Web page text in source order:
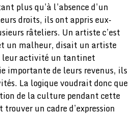
plus qu’à l’absence d’un
droits, ils ont appris eux-
râteliers. Un artiste c’est
un malheur, disait un artiste
leur activité un tantinet
importante de leurs revenus, ils
La logique voudrait donc que
de la culture pendant cette
un cadre d’expression